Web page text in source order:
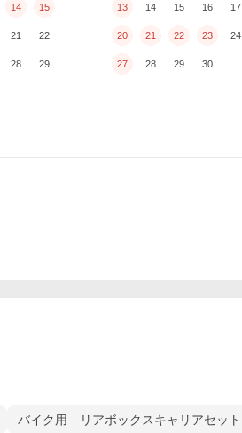
14 15
21 22
28 29
13 14 15 16 17
20 21 22 23 24
27 28 29 30
バイク用 リアボックスキャリアセット